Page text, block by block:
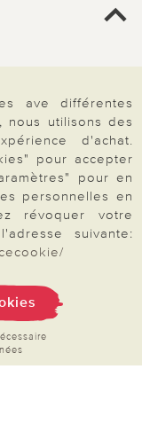
ave différentes
nous utilisons des
d'achat.
pour accepter
pour en
personnelles en
révoquer votre
suivante: